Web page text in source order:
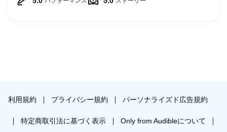
利用規約 プライバシー規約 パーソナライズド広告規約
特定商取引法に基づく表示 Only from Audibleについて